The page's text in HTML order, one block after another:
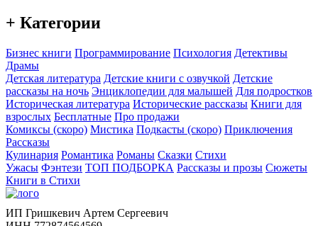
+ Категории
Бизнес книги Программирование Психология Детективы
Драмы
Детская литература Детские книги с озвучкой Детские
рассказы на ночь Энциклопедии для малышей Для подростков
Историческая литература Исторические рассказы Книги для
взрослых Бесплатные Про продажи
Комиксы (скоро) Мистика Подкасты (скоро) Приключения
Рассказы
Кулинария Романтика Романы Сказки Стихи
Ужасы Фэнтези ТОП ПОДБОРКА Рассказы и прозы Сюжеты
Книги в Стихи
ИП Гришкевич Артем Сергеевич